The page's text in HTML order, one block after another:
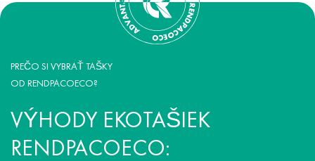
PREČO SI VYBRAŤ TAŠKY
OD RENDPACOECO?
VÝHODY EKOTAŠIEK
RENDPACOECO: